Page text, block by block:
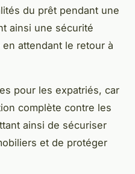
du prêt pendant une
ainsi une sécurité
attendant le retour à
pour les expatriés, car
complète contre les
ainsi de sécuriser
et de protéger